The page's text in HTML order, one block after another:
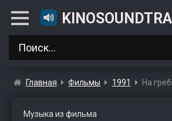
Главная Фильмы 1991 На
Музыка из фильма